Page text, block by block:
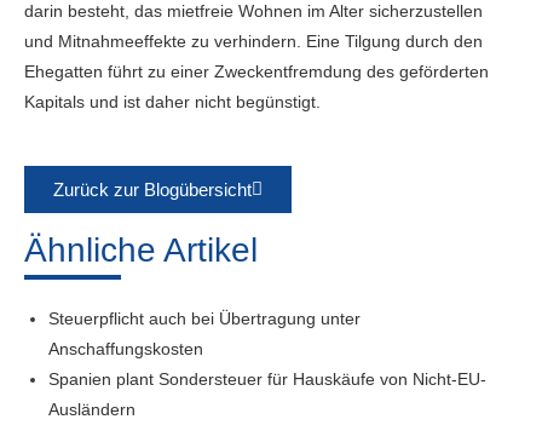
Ähnliche Artikel
Steuerpflicht auch bei Übertragung unter
Anschaffungskosten
Spanien plant Sondersteuer für Hauskäufe von Nicht-EU-
Ausländern
darin besteht, das mietfreie Wohnen im Alter sicherzustellen
und Mitnahmeeffekte zu verhindern. Eine Tilgung durch den
Ehegatten führt zu einer Zweckentfremdung des geförderten
Kapitals und ist daher nicht begünstigt.
Zurück zur Blogübersicht